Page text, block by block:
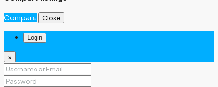
Compare Close
Login
×